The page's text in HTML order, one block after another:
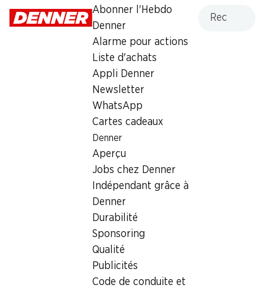
Abonner l'Hebdo
Denner
Alarme pour actions
Liste d'achats
Appli Denner
Newsletter
WhatsApp
Cartes cadeaux
Denner
Aperçu
Jobs chez Denner
Indépendant grâce à
Denner
Durabilité
Sponsoring
Qualité
Publicités
Code de conduite et
Jeudi
Heures d'ouverture spéciales
Sam., 15.08.2026
Retrait d'espèces avec la carte
postale / M-Card